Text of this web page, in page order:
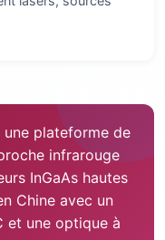
une plateforme de
infrarouge
InGaAs hautes
Chine avec un
et une optique à